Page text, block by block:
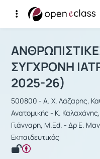
Μάθημα :
ΣΥΓΧΡΟΝΗ
2025-26)
500800 - Α. Χ. Λάζαρης,
Ανατομικής - Κ.
Γιάνναρη, M.Ed. - Δρ Ε.
Εκπαιδευτικός